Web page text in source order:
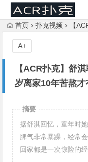
首页 扑克视频 【ACR
【ACR扑克】舒
岁离家10年苦熬才
A+
摘要
据舒淇回忆，童年时
脾气非常暴躁，经常
回家都是一次惊险的